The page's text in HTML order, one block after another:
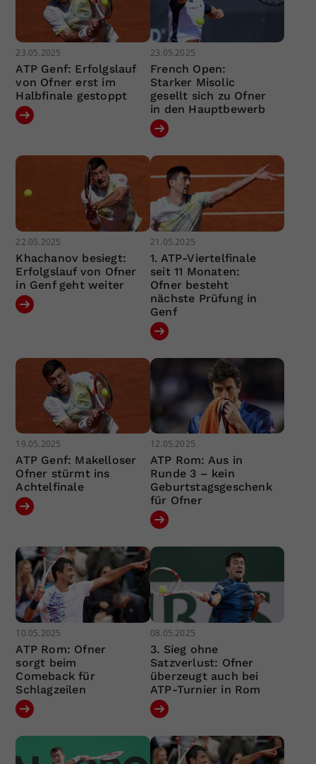
23.05.2025
ATP Genf: Erfolgslauf
von Ofner erst im
Halbfinale gestoppt
23.05.2025
French Open:
Starker Misolic
gesellt sich zu Ofner
in den Hauptbewerb
22.05.2025
Khachanov besiegt:
Erfolgslauf von Ofner
in Genf geht weiter
21.05.2025
1. ATP-Viertelfinale
seit 11 Monaten:
Ofner besteht
nächste Prüfung in
Genf
19.05.2025
ATP Genf: Makelloser
Ofner stürmt ins
Achtelfinale
12.05.2025
ATP Rom: Aus in
Runde 3 – kein
Geburtstagsgeschenk
für Ofner
10.05.2025
ATP Rom: Ofner
sorgt beim
Comeback für
Schlagzeilen
08.05.2025
3. Sieg ohne
Satzverlust: Ofner
überzeugt auch bei
ATP-Turnier in Rom